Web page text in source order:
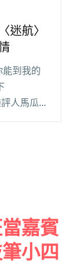
迷航〉
能到我的
人馬瓜老
全新單曲
嘉賓
小四